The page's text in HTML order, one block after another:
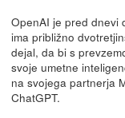
OpenAI je pred dnevi
ima približno
dejal, da bi s
svoje umetne
na svojega partnerja
ChatGPT.